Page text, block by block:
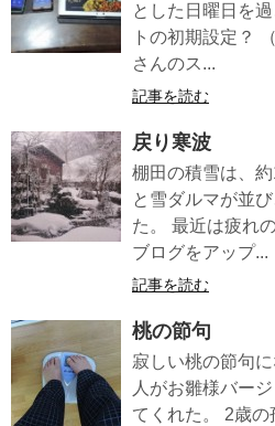
とした日曜日を
トの初期設定？
さんのス...
記事を読む
戻り寒波
棚田の積雪は、
と雪ダルマが並
た。 最近は疲れ
ブログをアップ...
記事を読む
桃の節句
寂しい桃の節句
人がお雛様バー
てくれた。 2歳